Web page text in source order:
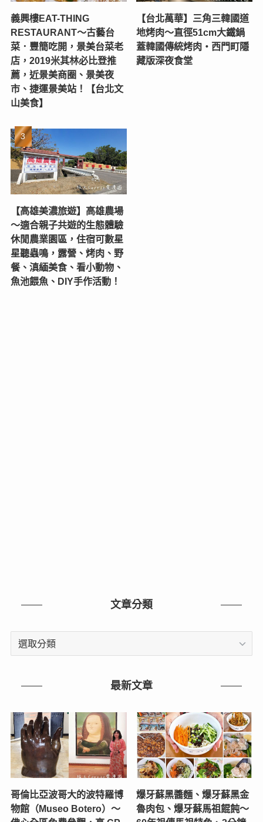
義興樓EAT-THING
RESTAURANT〜古藝台
菜．豐簡吃開，景美台菜老
店，2019米其林必比登推
薦，近景美商圈、景美夜
市、捷運景美站！【台北文
山美食】
【台北萬華】三角三韓國道
地烤肉～直徑51cm大鐵鍋
蓋韓國傳統烤肉‧西門町隱
藏版深夜食堂
【高雄美濃旅遊】高雄農場
〜適合親子共遊的生態體驗
休閒農業園區，住宿可數星
星聽蟲鳴，露營、烤肉、野
餐、滇緬美食、看小動物、
魚池餵魚、DIY手作活動！
文章分類
文
最新文章
哥倫比亞波哥大的波特羅博
物館（Museo Botero）～
爆牙蘇黑醬麵、爆牙蘇黑金
魯肉包、爆牙蘇馬祖餛飩～